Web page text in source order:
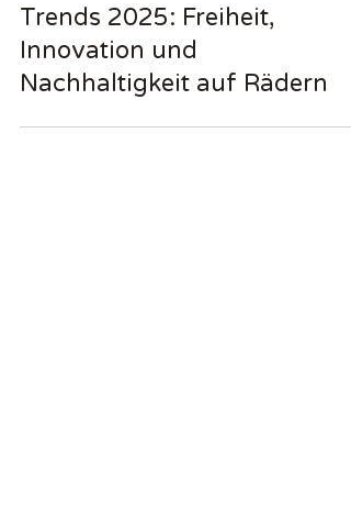
Trends 2025: Freiheit,
Innovation und
Nachhaltigkeit auf Rädern